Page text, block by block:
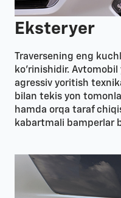
Eksteryer
Traversening eng
ko’rinishidir.
agressiv yoritish
bilan tekis yon
hamda orqa taraf
kabartmali bamperlar